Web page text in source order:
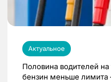
Актуальное
Половина водителей
бензин меньше